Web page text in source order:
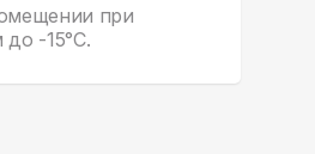
при
до -15°С.